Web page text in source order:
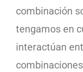
combinación
tengamos en
interactúan